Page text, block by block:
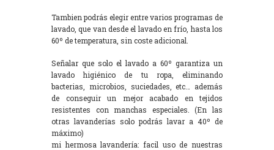
Tambien podrás elegir entre varios programas de
lavado, que van desde el lavado en frío, hasta los
60º de temperatura, sin coste adicional.
Señalar que solo el lavado a 60º garantiza un
lavado higiénico de tu ropa, eliminando
bacterias, microbios, suciedades, etc… además
de conseguir un mejor acabado en tejidos
resistentes con manchas especiales. (En las
otras lavanderías solo podrás lavar a 40º de
máximo)
mi hermosa lavandería: facil uso de nuestras